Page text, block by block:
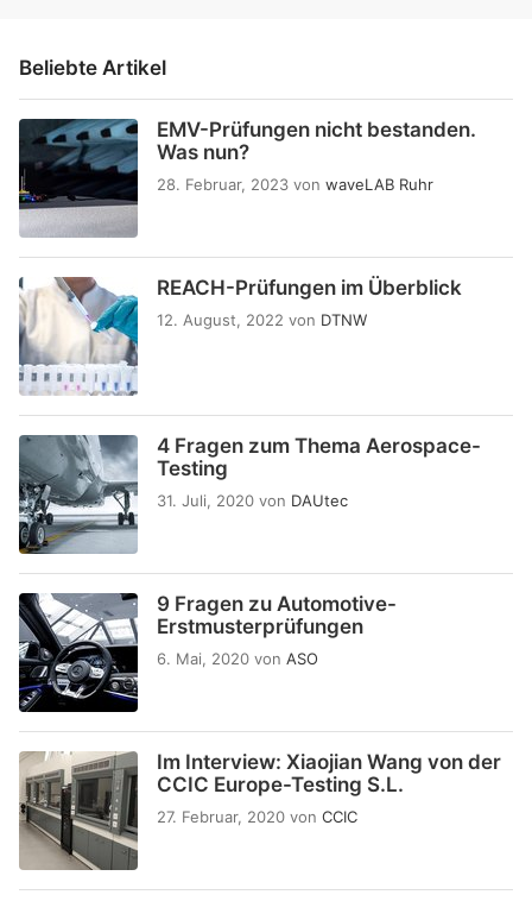
Beliebte Artikel
EMV-Prüfungen nicht bestanden.
Was nun?
28. Februar, 2023 von waveLAB Ruhr
REACH-Prüfungen im Überblick
12. August, 2022 von DTNW
4 Fragen zum Thema Aerospace-
Testing
31. Juli, 2020 von DAUtec
9 Fragen zu Automotive-
Erstmusterprüfungen
6. Mai, 2020 von ASO
Im Interview: Xiaojian Wang von der
CCIC Europe-Testing S.L.
27. Februar, 2020 von CCIC